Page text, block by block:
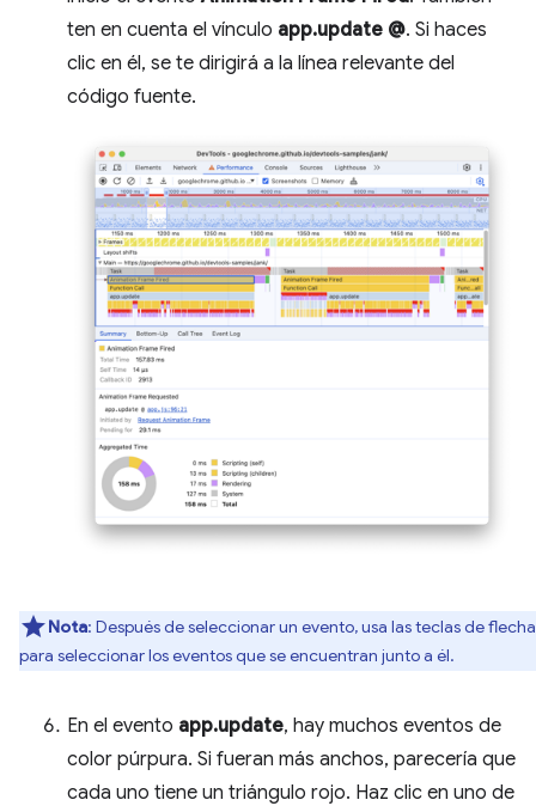
ten en cuenta el vínculo app.update @. Si haces
clic en él, se te dirigirá a la línea relevante del
código fuente.
Nota: Después de seleccionar un evento, usa las teclas de flecha
para seleccionar los eventos que se encuentran junto a él.
En el evento app.update, hay muchos eventos de
color púrpura. Si fueran más anchos, parecería que
cada uno tiene un triángulo rojo. Haz clic en uno de